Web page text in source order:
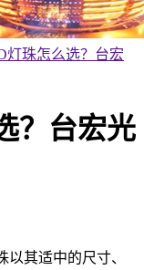
灯珠怎么选？台宏
？台宏光
其适中的尺寸、